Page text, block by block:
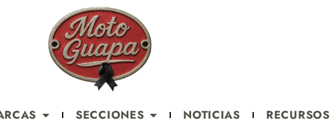
SECCIONES NOTICIAS RECURSOS